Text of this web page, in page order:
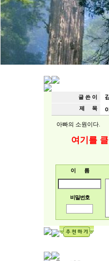
글 쓴 이
제 목
아빠의 소원이다.
여기를
이 름
비밀번호